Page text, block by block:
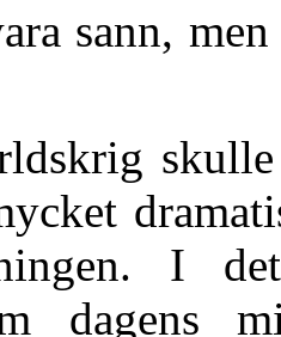
sann,
I
dagens